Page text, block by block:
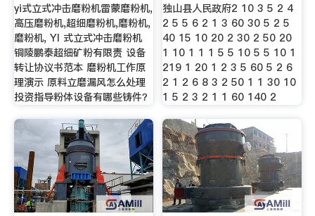
yi式立式冲击磨粉机雷蒙磨粉机,
高压磨粉机,超细磨粉机,磨粉机,
磨粉机, YI 式立式冲击磨粉机
铜陵鹏泰超细矿粉有限责 设备
转让协议书范本 磨粉机工作原
理演示 原料立磨漏风怎么处理
投资指导粉体设备有哪些铸件？
独山县人民政府2 10 3 5 2 4
2 5 5 6 2 1 3 60 30 5 2 5
40 15 10 20 2 30 2 50 20
1 10 1 1 1 5 5 10 5 5 10 1
219 1 20 1 2 3 5 60 5 2 6
2 1 2 6 8 3 2 50 1 1 30 10
1 5 2 3 2 1 1 60 140 2